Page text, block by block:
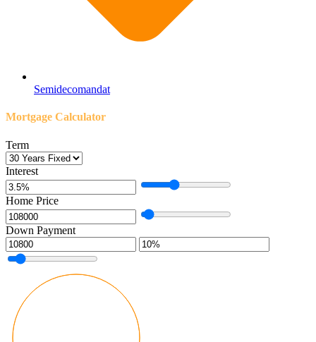
Semidecomandat
Mortgage Calculator
Term
Interest
Home Price
Down Payment